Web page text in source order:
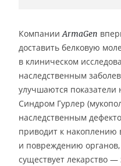
КомпанииArmaGen
доставить белковую
в клиническом
наследственным
улучшаются показатели
Синдром Гурлер
наследственным
приводит к накоплению
и повреждению
существует лекарство